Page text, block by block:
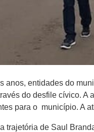
anos, entidades do
do desfile cívico.
para o município. A
trajetória de Saul